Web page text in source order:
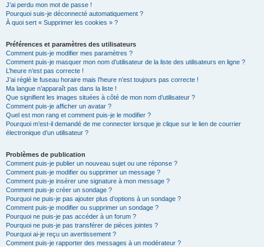
J’ai perdu mon mot de passe !
Pourquoi suis-je déconnecté automatiquement ?
À quoi sert « Supprimer les cookies » ?
Préférences et paramètres des utilisateurs
Comment puis-je modifier mes paramètres ?
Comment puis-je masquer mon nom d’utilisateur de la liste des utilisateurs en ligne ?
L’heure n’est pas correcte !
J’ai réglé le fuseau horaire mais l’heure n’est toujours pas correcte !
Ma langue n’apparaît pas dans la liste !
Que signifient les images situées à côté de mon nom d’utilisateur ?
Comment puis-je afficher un avatar ?
Quel est mon rang et comment puis-je le modifier ?
Pourquoi m’est-il demandé de me connecter lorsque je clique sur le lien de courrier
électronique d’un utilisateur ?
Problèmes de publication
Comment puis-je publier un nouveau sujet ou une réponse ?
Comment puis-je modifier ou supprimer un message ?
Comment puis-je insérer une signature à mon message ?
Comment puis-je créer un sondage ?
Pourquoi ne puis-je pas ajouter plus d’options à un sondage ?
Comment puis-je modifier ou supprimer un sondage ?
Pourquoi ne puis-je pas accéder à un forum ?
Pourquoi ne puis-je pas transférer de pièces jointes ?
Pourquoi ai-je reçu un avertissement ?
Comment puis-je rapporter des messages à un modérateur ?